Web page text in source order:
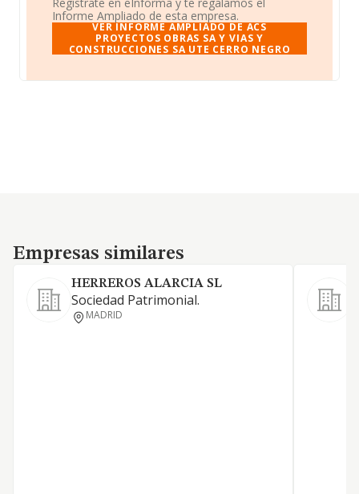
Informe Ampliado de esta empresa.
VER INFORME AMPLIADO DE ACS
PROYECTOS OBRAS SA Y VIAS Y
CONSTRUCCIONES SA UTE CERRO NEGRO
Empresas similares
Empresas similares
HERREROS ALARCIA SL
Sociedad Patrimonial.
MADRID